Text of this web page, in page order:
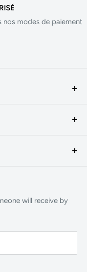
nos modes de paiement
will receive by